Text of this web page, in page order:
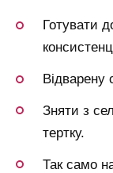
Готувати
Відварену
Зняти з
тертку.
Так само